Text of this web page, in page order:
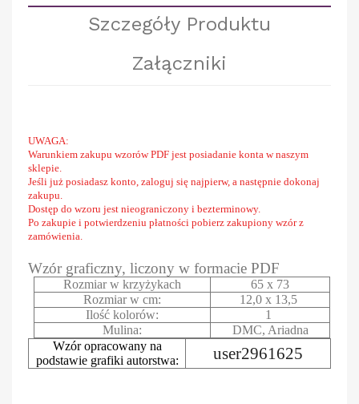
Szczegóły Produktu
Załączniki
UWAGA:
Warunkiem zakupu wzorów PDF jest posiadanie konta w naszym
sklepie.
Jeśli już posiadasz konto, zaloguj się najpierw, a następnie dokonaj
zakupu.
Dostęp do wzoru jest nieograniczony i bezterminowy.
Po zakupie i potwierdzeniu płatności pobierz zakupiony wzór z
zamówienia.
Wzór graficzny, liczony w formacie PDF
Rozmiar w krzyżykach
65 x 73
Rozmiar w cm:
12,0 x 13,5
Ilość kolorów:
1
Mulina:
DMC, Ariadna
Wzór opracowany na
podstawie grafiki autorstwa:
user2961625